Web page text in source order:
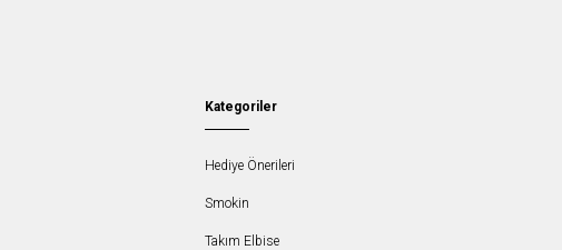
Kategoriler
Hediye Önerileri
Smokin
Takım Elbise